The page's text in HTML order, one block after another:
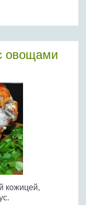
овощами
кожицей,